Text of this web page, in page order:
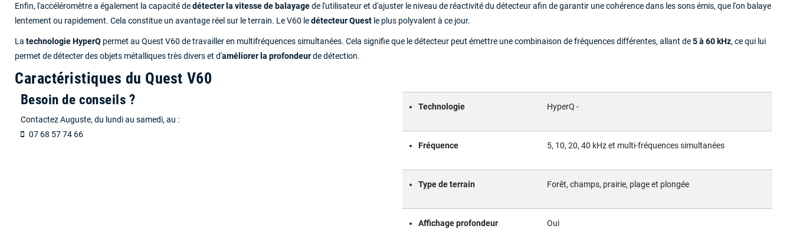
Enfin, l'accéléromètre a également la capacité dedétecter la vitesse de balayagede l'utilisateur et d'ajuster le niveau de réactivité du détecteur afin de garantir une cohérence dans les sons émis, que l'on balaye
lentement ou rapidement. Cela constitue un avantage réel sur le terrain. Le V60 ledétecteur Quest le plus polyvalent à ce jour.
La technologie HyperQ permet au Quest V60 de travailler en multifréquences simultanées. Cela signifie que le détecteur peut émettre une combinaison de fréquences différentes, allant de5 à 60 kHz, ce qui lui
permet de détecter des objets métalliques très divers et d'améliorer la profondeurde détection.
Caractéristiques du Quest V60
Besoin de conseils ?
Contactez Auguste, du lundi au samedi, au :
07 68 57 74 66
Technologie HyperQ -
Fréquence 5, 10, 20, 40 kHz et multi-fréquences simultanées
Type de terrain Forêt, champs, prairie, plage et plongée
Affichage profondeur Oui